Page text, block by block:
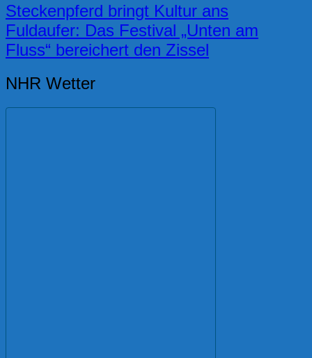
Steckenpferd bringt Kultur ans
Fuldaufer: Das Festival „Unten am
Fluss“ bereichert den Zissel
NHR Wetter